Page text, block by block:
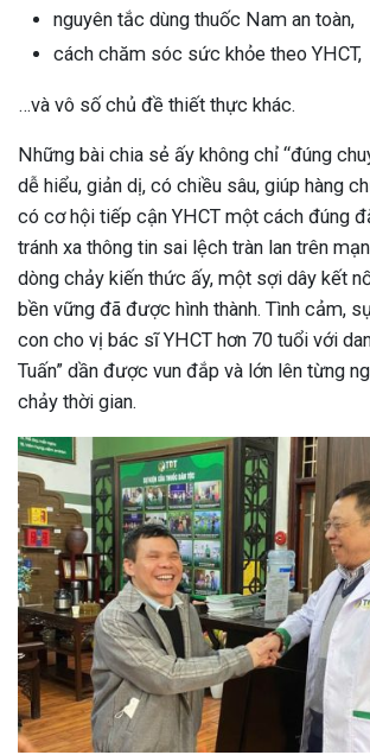
Sau Sinh Có Tự Khỏi
Thông Tin Cần Biết
phổ biến, khiến đôi bàn tay,
của chị em trở nên khô...
nguyên tắc dùng thuốc Nam an toàn,
cách chăm sóc sức khỏe theo YHCT,
…và vô số chủ đề thiết thực khác.
Những bài chia sẻ ấy không chỉ “đúng
dễ hiểu, giản dị, có chiều sâu, giúp hàng
có cơ hội tiếp cận YHCT một cách đúng
tránh xa thông tin sai lệch tràn lan trên
dòng chảy kiến thức ấy, một sợi dây kết
bền vững đã được hình thành. Tình cảm,
con cho vị bác sĩ YHCT hơn 70 tuổi với
Tuấn” dần được vun đắp và lớn lên từng
chảy thời gian.